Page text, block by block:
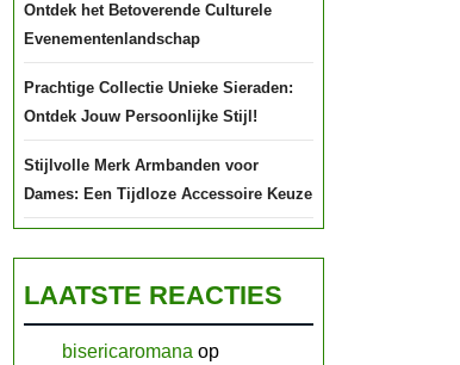
Ontdek het Betoverende Culturele
Evenementenlandschap
Prachtige Collectie Unieke Sieraden:
Ontdek Jouw Persoonlijke Stijl!
Stijlvolle Merk Armbanden voor
Dames: Een Tijdloze Accessoire Keuze
LAATSTE REACTIES
bisericaromana op